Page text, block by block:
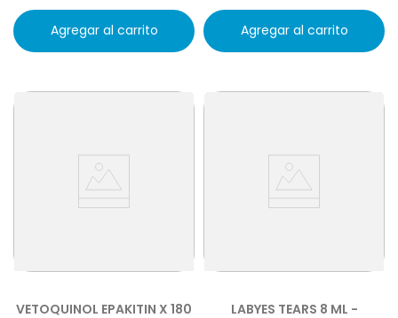
Agregar al carrito Agregar al carrito
VETOQUINOL EPAKITIN X 180
LABYES TEARS 8 ML -